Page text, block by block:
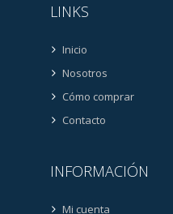
LINKS
Inicio
Nosotros
Cómo comprar
Contacto
INFORMACIÓN
Mi cuenta